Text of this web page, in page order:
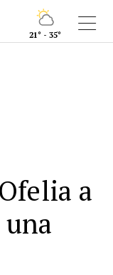
21° - 35°
a